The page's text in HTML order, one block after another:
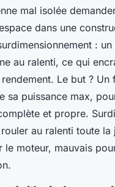
mal isolée
dans une
:
au ralenti, ce qui
Le but ? Un
sa puissance max,
et propre.
rouler au ralenti toute la
le moteur, mauvais